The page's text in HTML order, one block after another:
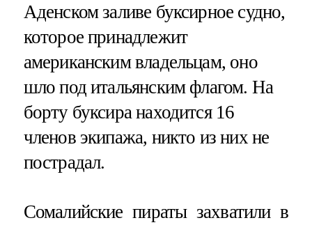
Аденском заливе буксирное судно,
которое принадлежит
американским владельцам, оно
шло под итальянским флагом. На
борту буксира находится 16
членов экипажа, никто из них не
пострадал.
Сомалийские пираты захватили в